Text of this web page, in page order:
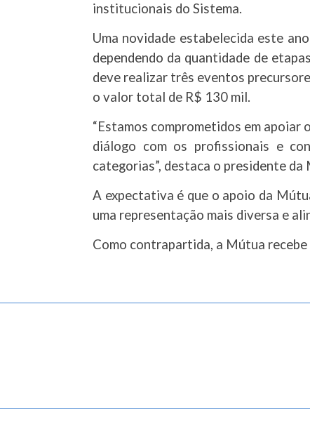
institucionais do Sistema.
Uma novidade estabelecida este
dependendo da quantidade de
deve realizar três eventos
o valor total de R$ 130 mil.
“Estamos comprometidos em
diálogo com os profissionais e
categorias”, destaca o presidente da
A expectativa é que o apoio da
uma representação mais diversa e
Como contrapartida, a Mútua